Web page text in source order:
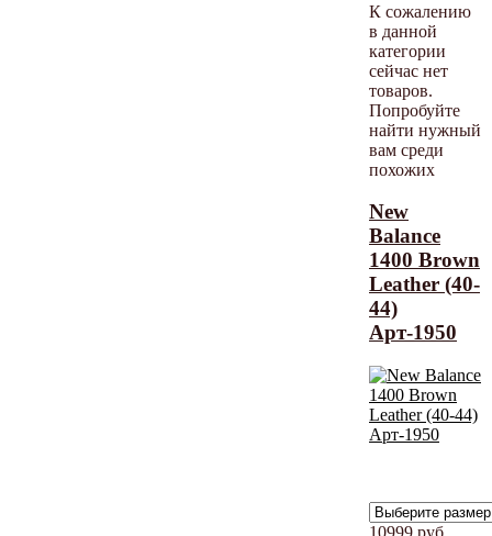
К сожалению
в данной
категории
сейчас нет
товаров.
Попробуйте
найти нужный
вам среди
похожих
New
Balance
1400 Brown
Leather (40-
44)
Арт-1950
10999 руб.